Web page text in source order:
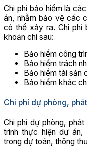
Chi phí bảo hiểm là
án, nhằm bảo vệ các
có thể xảy ra. Chi phí
khoản chi sau:
Bảo hiểm công
Bảo hiểm trách
Bảo hiểm tài sản
Bảo hiểm khác
Chi phí dự phòng,
Chi phí dự phòng,
trình thực hiện dự
trong dự toán, thông